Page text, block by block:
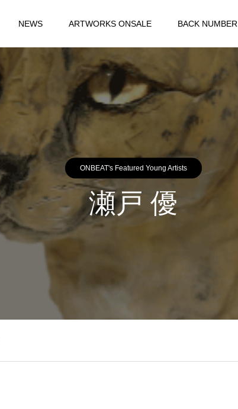
NEWS ARTWORKS ONSALE BACK NUMBER
ONBEAT's Featured Young Artists
瀬戸 優